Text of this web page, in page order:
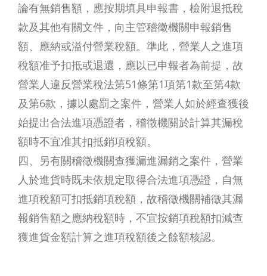
論有無銷售額，應按期填具申報書，檢附退抵稅
款及其他有關文件，向主管稽徵機關申報銷售
額、應納或溢付營業稅額。準此，營業人之進項
稅額准予扣抵或退還，應以已申報者為前提，故
營業人違反營業稅法第51條第1項第1款至第4款
及第6款，據以處罰之案件，營業人如於經查獲後
始提出合法進項憑證者，稽徵機關於計算其漏稅
額時不宜准其扣抵銷項稅額。
四、另有關稽徵機關查獲漏進漏銷之案件，營業
人於進貨時既未依規定取得合法進項憑證，自無
進項稅額可扣抵銷項稅額，故稽徵機關補徵其漏
報銷售額之應納稅額時，不宜按銷項稅額扣減查
獲進貨金額計算之進項稅額後之餘額核認。